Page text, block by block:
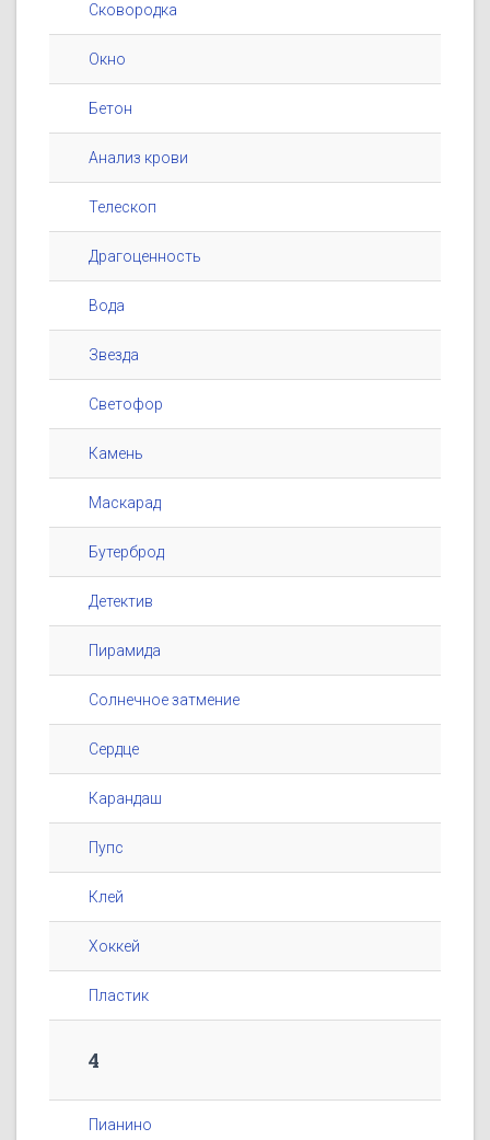
Сковородка
Окно
Бетон
Анализ крови
Телескоп
Драгоценность
Вода
Звезда
Светофор
Камень
Маскарад
Бутерброд
Детектив
Пирамида
Солнечное затмение
Сердце
Карандаш
Пупс
Клей
Хоккей
Пластик
4
Пианино